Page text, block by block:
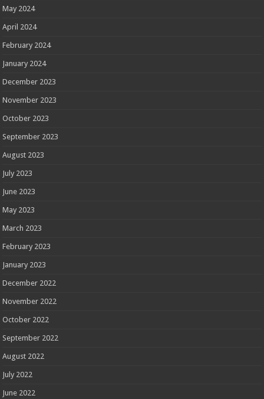
May 2024
April 2024
February 2024
January 2024
December 2023
November 2023
October 2023
September 2023
August 2023
July 2023
June 2023
May 2023
March 2023
February 2023
January 2023
December 2022
November 2022
October 2022
September 2022
August 2022
July 2022
June 2022